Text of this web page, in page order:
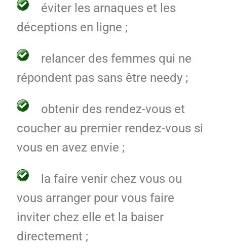
éviter les arnaques et les
déceptions en ligne ;
relancer des femmes qui ne
répondent pas sans être needy ;
obtenir des rendez-vous et
coucher au premier rendez-vous si
vous en avez envie ;
la faire venir chez vous ou
vous arranger pour vous faire
inviter chez elle et la baiser
directement ;